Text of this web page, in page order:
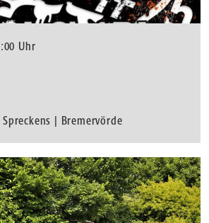
Uhr
| Bremervörde